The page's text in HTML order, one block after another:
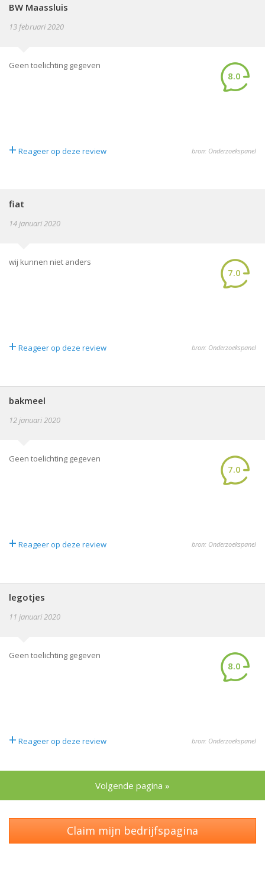
BW Maassluis
13 februari 2020
Geen toelichting gegeven
8.0
+ Reageer op deze review bron: Onderzoekspanel
fiat
14 januari 2020
wij kunnen niet anders
7.0
+ Reageer op deze review bron: Onderzoekspanel
bakmeel
12 januari 2020
Geen toelichting gegeven
7.0
+ Reageer op deze review bron: Onderzoekspanel
legotjes
11 januari 2020
Geen toelichting gegeven
8.0
+ Reageer op deze review bron: Onderzoekspanel
Volgende pagina »
Claim mijn bedrijfspagina